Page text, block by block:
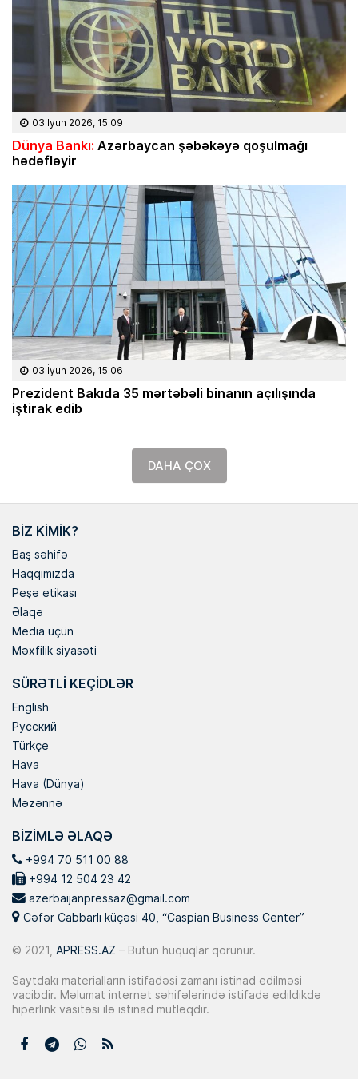
03 İyun 2026, 15:09
Dünya Bankı: Azərbaycan şəbəkəyə qoşulmağı
hədəfləyir
03 İyun 2026, 15:06
Prezident Bakıda 35 mərtəbəli binanın açılışında
iştirak edib
DAHA ÇOX
BIZ KIMIK?
Baş səhifə
Haqqımızda
Peşə etikası
Əlaqə
Media üçün
Məxfilik siyasəti
SÜRƏTLI KEÇIDLƏR
English
Русский
Türkçe
Hava
Hava (Dünya)
Məzənnə
BIZIMLƏ ƏLAQƏ
+994 70 511 00 88
+994 12 504 23 42
azerbaijanpressaz@gmail.com
Cəfər Cabbarlı küçəsi 40, “Caspian Business Center”
© 2021, APRESS.AZ – Bütün hüquqlar qorunur.
Saytdakı materialların istifadəsi zamanı istinad edilməsi
vacibdir. Məlumat internet səhifələrində istifadə edildikdə
hiperlink vasitəsi ilə istinad mütləqdir.